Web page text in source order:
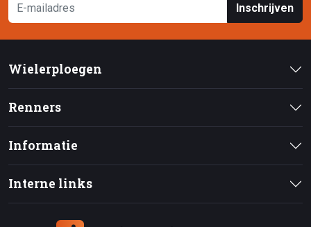
Inschrijven
Wielerploegen
Renners
Informatie
Interne links